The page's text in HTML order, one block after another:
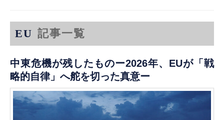
EU 記事一覧
中東危機が残したものー2026年、EUが「戦
略的自律」へ舵を切った真意ー